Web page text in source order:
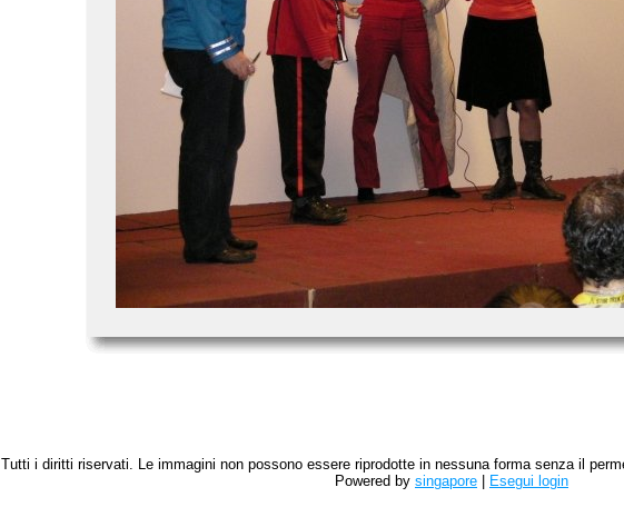
Tutti i diritti riservati. Le immagini non possono essere riprodotte in nessuna forma senza il
Powered by singapore | Esegui login